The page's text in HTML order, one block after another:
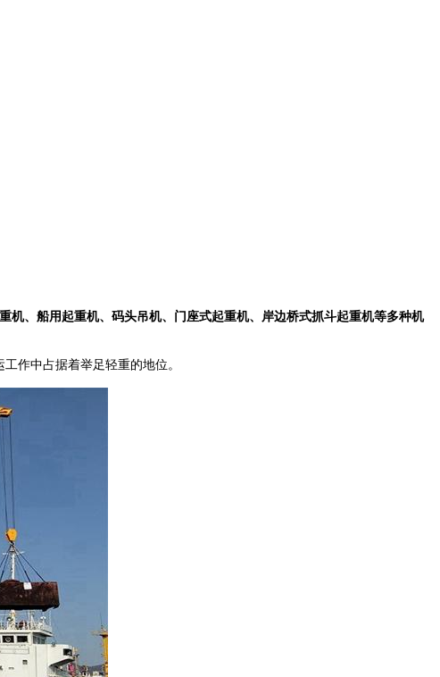
、船用起重机、码头吊机、门座式起重机、岸边桥式抓斗起重机等多种机
作中占据着举足轻重的地位。